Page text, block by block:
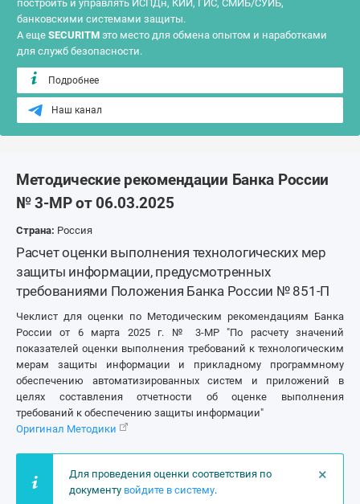
построить и управлять ИСПДн, КИИ, ГИС, СМИБ/СУИБ,
банковскими системами защиты.
А еще SECURITM это место для обмена опытом и наработками
для служб безопасности.
Подробнее
Наш канал
Методические рекомендации Банка России
№ 3-МР от 06.03.2025
Страна: Россия
Расчет оценки выполнения технологических мер
защиты информации, предусмотренных
требованиями Положения Банка России № 851-П
Чеклист для оценки по Методическим рекомендациям Банка
России от 6 марта 2025 г. № 3-МР "По расчету значений
показателей оценки выполнения требований к технологическим
мерам защиты информации и прикладному программному
обеспечению автоматизированных систем и приложений в
целях составления отчетности об оценке выполнения
требований к обеспечению защиты информации"
Оригинал Методики
×
Для проведения оценки соответствия по
документу войдите в систему.